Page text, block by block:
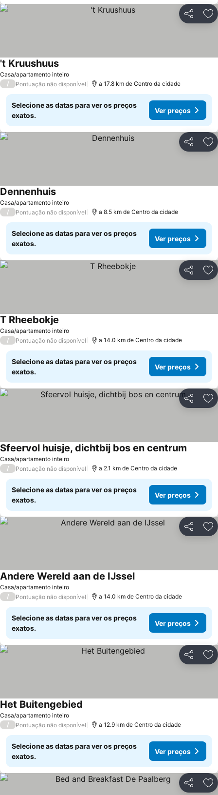
Partilhar
Casa/apartamento inteiro
't Kruushuus
/ Pontuação não disponível a 17.8 km de Centro da cidade
Selecione as datas para ver os preços
exatos.
Ver preços
Partilhar
Casa/apartamento inteiro
Dennenhuis
/ Pontuação não disponível a 8.5 km de Centro da cidade
Selecione as datas para ver os preços
exatos.
Ver preços
Partilhar
Casa/apartamento inteiro
T Rheebokje
/ Pontuação não disponível a 14.0 km de Centro da cidade
Selecione as datas para ver os preços
exatos.
Ver preços
Partilhar
Casa/apartamento inteiro
Sfeervol huisje, dichtbij bos en centrum
/ Pontuação não disponível a 2.1 km de Centro da cidade
Selecione as datas para ver os preços
exatos.
Ver preços
Partilhar
Casa/apartamento inteiro
Andere Wereld aan de IJssel
/ Pontuação não disponível a 14.0 km de Centro da cidade
Selecione as datas para ver os preços
exatos.
Ver preços
Partilhar
Casa/apartamento inteiro
Het Buitengebied
/ Pontuação não disponível a 12.9 km de Centro da cidade
Selecione as datas para ver os preços
exatos.
Ver preços
Partilhar